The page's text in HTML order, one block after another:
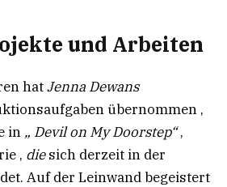
und Arbeiten​
hatJenna Dewans
übernommen ,
in „ Devil on My Doorstep“,
, diesich derzeit in der
Auf der Leinwand begeistert